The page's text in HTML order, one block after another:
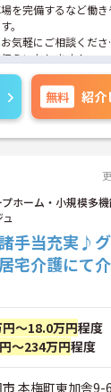
を完備するなど働き
。
気軽にご相談くださ
えいたします！
無料 紹介
ホーム・小規模多
手当充実♪
宅介護にて
～18.0万円程度
～234万円程度
本梅町東加舎9-6